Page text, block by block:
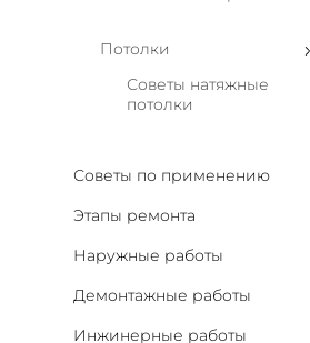
Потолки
Советы натяжные
потолки
Советы по применению
Этапы ремонта
Наружные работы
Демонтажные работы
Инжинерные работы